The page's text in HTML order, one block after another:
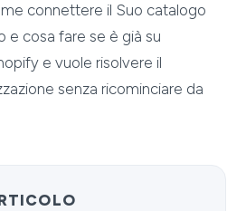
connettere il Suo catalogo
e cosa fare se è già su
e vuole risolvere il
senza ricominciare da